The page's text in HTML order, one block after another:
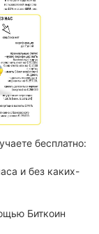
бесплатно:
и без каких-
Биткоин